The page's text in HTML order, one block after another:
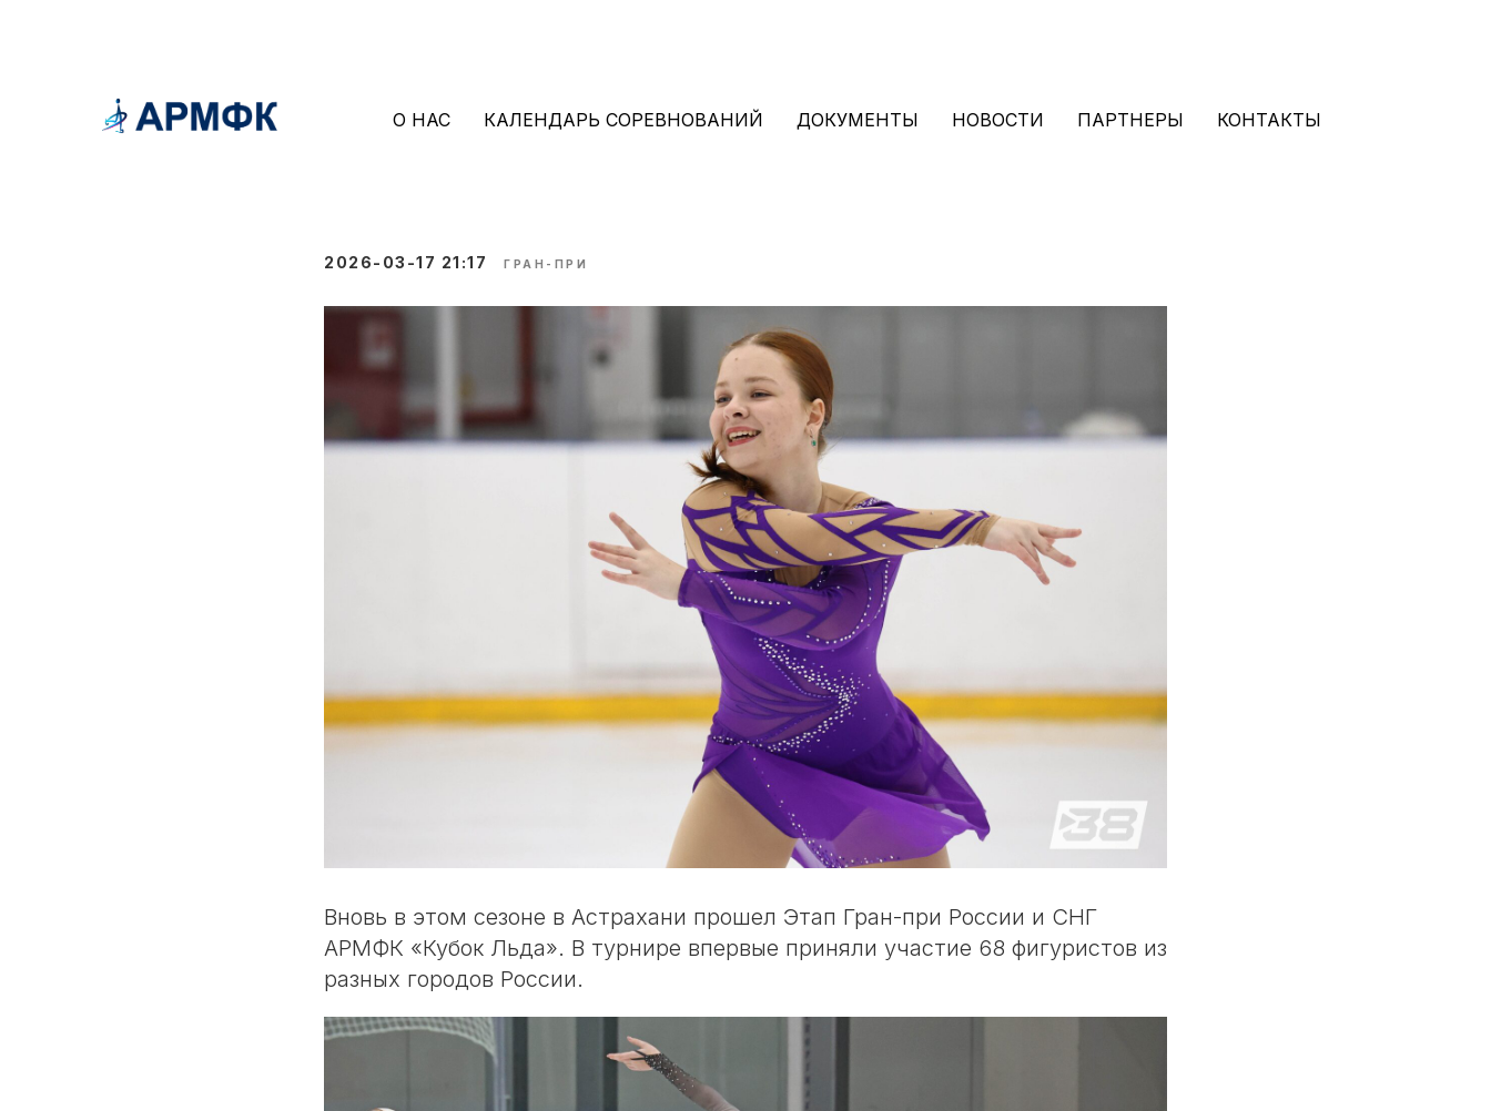
О НАС КАЛЕНДАРЬ СОРЕВНОВАНИЙ ДОКУМЕНТЫ НОВОСТИ ПАРТНЕРЫ КОНТАКТЫ
2026-03-17 21:17 ГРАН-ПРИ
Вновь в этом сезоне в Астрахани прошел Этап Гран-при России и СНГ
АРМФК «Кубок Льда». В турнире впервые приняли участие 68 фигуристов из
разных городов России.